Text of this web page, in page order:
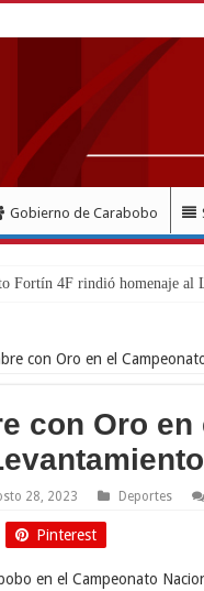
Gobierno de Carabobo
Fortín 4F rindió homenaje al
con Oro en el
con Oro en
28, 2023 Deportes
Pinterest
en el Campeonato